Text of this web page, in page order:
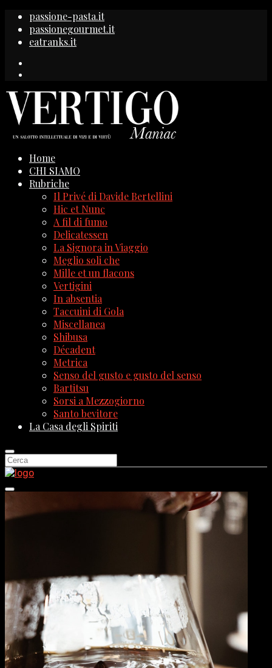
passione-pasta.it
passionegourmet.it
eatranks.it
Home
CHI SIAMO
Rubriche
Il Privé di Davide Bertellini
Hic et Nunc
A fil di fumo
Delicatessen
La Signora in Viaggio
Meglio soli che
Mille et un flacons
Vertigini
In absentia
Taccuini di Gola
Miscellanea
Shibusa
Décadent
Metrica
Senso del gusto e gusto del senso
Bartitsu
Sorsi a Mezzogiorno
Santo bevitore
La Casa degli Spiriti